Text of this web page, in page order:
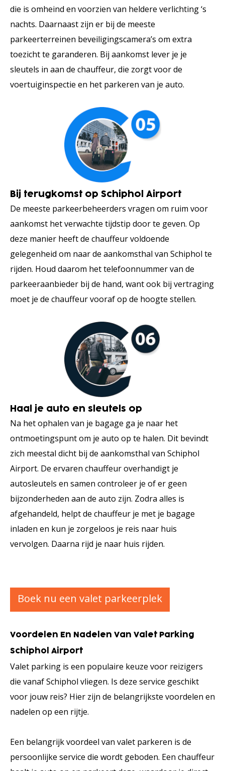
die is omheind en voorzien van heldere verlichting ‘s
nachts. Daarnaast zijn er bij de meeste
parkeerterreinen beveiligingscamera’s om extra
toezicht te garanderen. Bij aankomst lever je je
sleutels in aan de chauffeur, die zorgt voor de
voertuiginspectie en het parkeren van je auto.
Bij terugkomst op Schiphol Airport
De meeste parkeerbeheerders vragen om ruim voor
aankomst het verwachte tijdstip door te geven. Op
deze manier heeft de chauffeur voldoende
gelegenheid om naar de aankomsthal van Schiphol te
rijden. Houd daarom het telefoonnummer van de
parkeeraanbieder bij de hand, want ook bij vertraging
moet je de chauffeur vooraf op de hoogte stellen.
Haal je auto en sleutels op
Na het ophalen van je bagage ga je naar het
ontmoetingspunt om je auto op te halen. Dit bevindt
zich meestal dicht bij de aankomsthal van Schiphol
Airport. De ervaren chauffeur overhandigt je
autosleutels en samen controleer je of er geen
bijzonderheden aan de auto zijn. Zodra alles is
afgehandeld, helpt de chauffeur je met je bagage
inladen en kun je zorgeloos je reis naar huis
vervolgen. Daarna rijd je naar huis rijden.
Boek nu een valet parkeerplek
Voordelen En Nadelen Van Valet Parking
Schiphol Airport
Valet parking is een populaire keuze voor reizigers
die vanaf Schiphol vliegen. Is deze service geschikt
voor jouw reis? Hier zijn de belangrijkste voordelen en
nadelen op een rijtje.
Een belangrijk voordeel van valet parkeren is de
persoonlijke service die wordt geboden. Een chauffeur